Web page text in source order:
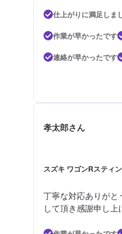
仕上がりに満足しま
作業が早かったです
連絡が早かったです
孝太郎さん
スズキ ワゴンRスティ
丁寧な対応ありがと
して頂き感謝申し上